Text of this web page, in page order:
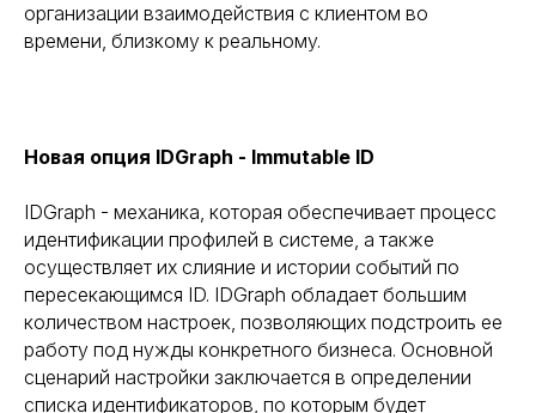
организации взаимодействия с клиентом во
времени, близкому к реальному.
Новая опция IDGraph - Immutable ID
IDGraph - механика, которая обеспечивает процесс
идентификации профилей в системе, а также
осуществляет их слияние и истории событий по
пересекающимся ID. IDGraph обладает большим
количеством настроек, позволяющих подстроить ее
работу под нужды конкретного бизнеса. Основной
сценарий настройки заключается в определении
списка идентификаторов, по которым будет